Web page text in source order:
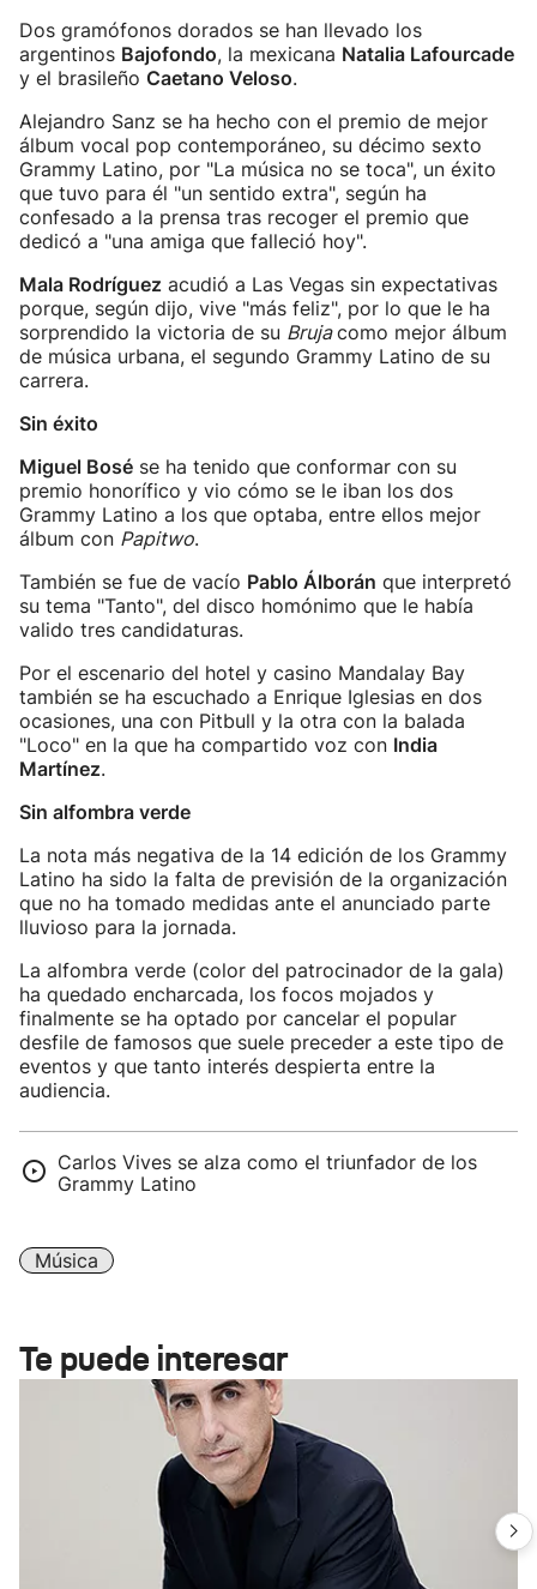
Dos gramófonos dorados se han llevado los
argentinos Bajofondo, la mexicana Natalia Lafourcade
y el brasileño Caetano Veloso.
Alejandro Sanz se ha hecho con el premio de mejor
álbum vocal pop contemporáneo, su décimo sexto
Grammy Latino, por "La música no se toca", un éxito
que tuvo para él "un sentido extra", según ha
confesado a la prensa tras recoger el premio que
dedicó a "una amiga que falleció hoy".
Mala Rodríguez acudió a Las Vegas sin expectativas
porque, según dijo, vive "más feliz", por lo que le ha
sorprendido la victoria de su Brujacomo mejor álbum
de música urbana, el segundo Grammy Latino de su
carrera.
Sin éxito
Miguel Bosé se ha tenido que conformar con su
premio honorífico y vio cómo se le iban los dos
Grammy Latino a los que optaba, entre ellos mejor
álbum con Papitwo.
También se fue de vacío Pablo Álborán que interpretó
su tema "Tanto", del disco homónimo que le había
valido tres candidaturas.
Por el escenario del hotel y casino Mandalay Bay
también se ha escuchado a Enrique Iglesias en dos
ocasiones, una con Pitbull y la otra con la balada
"Loco" en la que ha compartido voz con India
Martínez.
Sin alfombra verde
La nota más negativa de la 14 edición de los Grammy
Latino ha sido la falta de previsión de la organización
que no ha tomado medidas ante el anunciado parte
lluvioso para la jornada.
La alfombra verde (color del patrocinador de la gala)
ha quedado encharcada, los focos mojados y
finalmente se ha optado por cancelar el popular
desfile de famosos que suele preceder a este tipo de
eventos y que tanto interés despierta entre la
audiencia.
Carlos Vives se alza como el triunfador de los
Grammy Latino
Música
Te puede interesar